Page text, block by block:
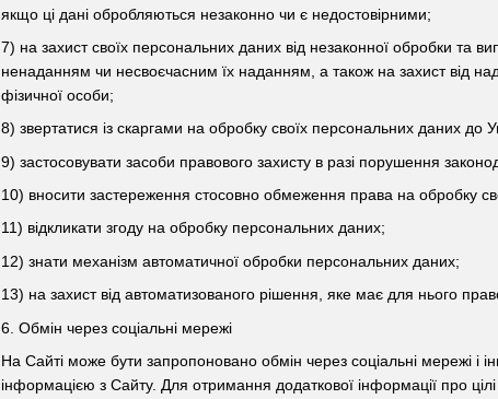
якщо ці дані обробляються незаконно чи є недостовірними;
7) на захист своїх персональних даних від незаконної обробки та
ненаданням чи несвоєчасним їх наданням, а також на захист від
фізичної особи;
8) звертатися із скаргами на обробку своїх персональних даних до
9) застосовувати засоби правового захисту в разі порушення
10) вносити застереження стосовно обмеження права на обробку
11) відкликати згоду на обробку персональних даних;
12) знати механізм автоматичної обробки персональних даних;
13) на захист від автоматизованого рішення, яке має для нього
6. Обмін через соціальні мережі
На Сайті може бути запропоновано обмін через соціальні мережі і
інформацією з Сайту. Для отримання додаткової інформації про